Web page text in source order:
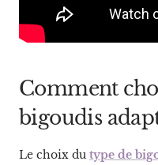
Comment
bigoudis
Le choix du type de